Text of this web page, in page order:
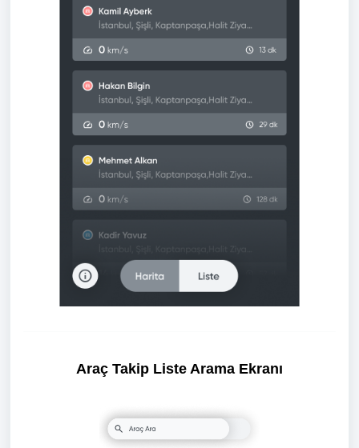
Araç Takip Liste Arama Ekranı